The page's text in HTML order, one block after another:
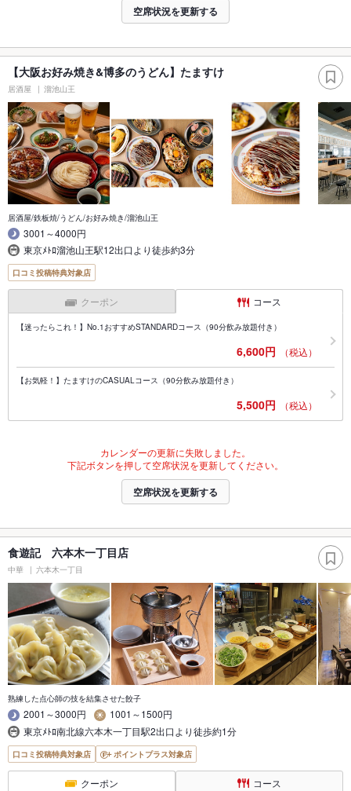
空席状況を更新する
【大阪お好み焼き&博多のうどん】たますけ
居酒屋 溜池山王
居酒屋/鉄板焼/うどん/お好み焼き/溜池山王
3001～4000円
東京ﾒﾄﾛ溜池山王駅12出口より徒歩約3分
口コミ投稿特典対象店
クーポン コース
【迷ったらこれ！】No.1おすすめSTANDARDコース（90分飲み放題付き）
6,600円 （税込）
【お気軽！】たますけのCASUALコース（90分飲み放題付き）
5,500円 （税込）
カレンダーの更新に失敗しました。
下記ボタンを押して空席状況を更新してください。
空席状況を更新する
食遊記 六本木一丁目店
中華 六本木一丁目
熟練した点心師の技を結集させた餃子
2001～3000円
1001～1500円
東京ﾒﾄﾛ南北線六本木一丁目駅2出口より徒歩約1分
口コミ投稿特典対象店 ポイントプラス対象店
クーポン コース